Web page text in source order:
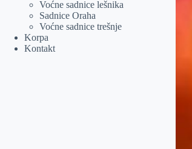
Voćne sadnice lešnika
Sadnice Oraha
Voćne sadnice trešnje
Korpa
Kontakt